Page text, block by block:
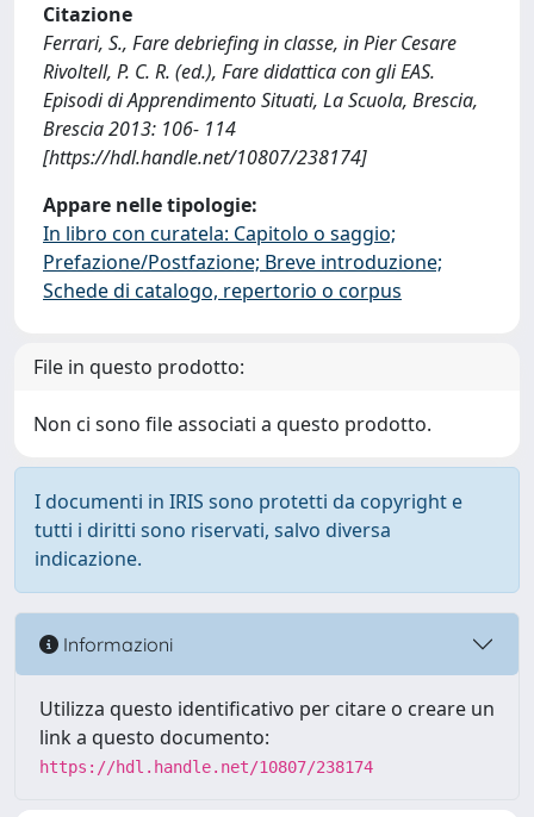
Citazione
Ferrari, S., Fare debriefing in classe, in Pier Cesare
Rivoltell, P. C. R. (ed.), Fare didattica con gli EAS.
Episodi di Apprendimento Situati, La Scuola, Brescia,
Brescia 2013: 106- 114
[https://hdl.handle.net/10807/238174]
Appare nelle tipologie:
In libro con curatela: Capitolo o saggio;
Prefazione/Postfazione; Breve introduzione;
Schede di catalogo, repertorio o corpus
File in questo prodotto:
Non ci sono file associati a questo prodotto.
I documenti in IRIS sono protetti da copyright e
tutti i diritti sono riservati, salvo diversa
indicazione.
Informazioni
Utilizza questo identificativo per citare o creare un
link a questo documento:
https://hdl.handle.net/10807/238174